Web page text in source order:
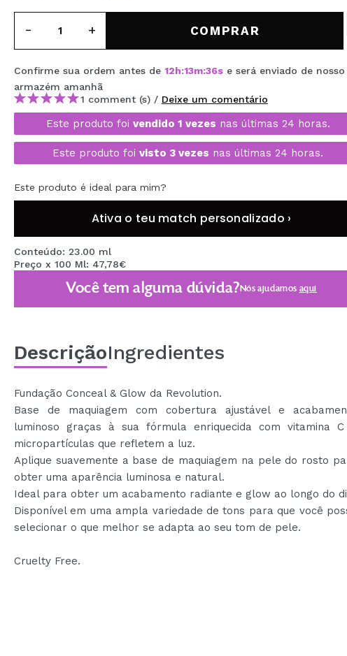
MAQUIFARMA
TRAVEL SIZE
NATURE
DESCONTOS
ELES VOLTARAM!
EM BREVE
BLOG
COMPRAR
Confirme sua ordem antes de 12h:13m:36s e será enviado de nosso
armazém amanhã
1 comment (s) / Deixe um comentário
Este produto foi vendido 1 vezes nas últimas 24 horas.
Este produto foi visto 3 vezes nas últimas 24 horas.
Este produto é ideal para mim?
Ativa o teu match personalizado ›
Conteúdo: 23.00 ml
Preço x 100 Ml: 47,78€
Você tem alguma dúvida?Nós ajudamos aqui
DescriçãoIngredientes
Fundação Conceal & Glow da Revolution.
Base de maquiagem com cobertura ajustável e
luminoso graças à sua fórmula enriquecida com vitamina
micropartículas que refletem a luz.
Aplique suavemente a base de maquiagem na pele do rosto
obter uma aparência luminosa e natural.
Ideal para obter um acabamento radiante e glow ao longo do
Disponível em uma ampla variedade de tons para que você
selecionar o que melhor se adapta ao seu tom de pele.
Cruelty Free.